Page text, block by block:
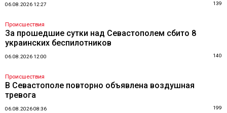
06.08.2026 12:27 139
Происшествия
За прошедшие сутки над Севастополем сбито 8
украинских беспилотников
06.08.2026 12:00 140
Происшествия
В Севастополе повторно объявлена воздушная
тревога
06.08.2026 08:36 199